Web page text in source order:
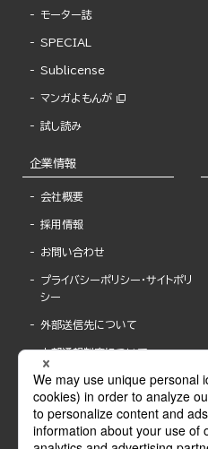
モーター誌
SPECIAL
Sublicense
マンガよもんが
試し読み
企業情報
会社概要
採用情報
お問い合わせ
プライバシーポリシー・サイトポリ
シー
外部送信先について
内部通報制度について